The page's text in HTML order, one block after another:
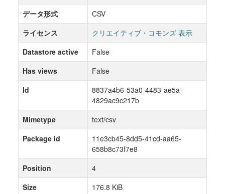
データ形式
CSV
ライセンス
クリエイティブ・コモンズ 表示
Datastore active
False
Has views
False
Id
8837a4b6-53a0-4483-ae5a-
4829ac9c217b
Mimetype
text/csv
Package id
11e3cb45-8dd5-41cd-aa65-
658b8c73f7e8
Position
4
Size
176.8 KiB